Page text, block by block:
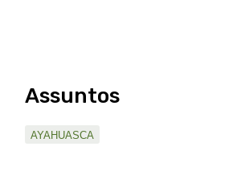
Assuntos
AYAHUASCA